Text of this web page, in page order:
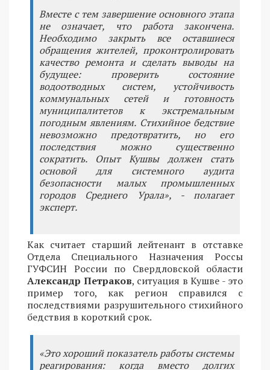
Вместе с тем завершение основного этапа
не означает, что работа закончена.
Необходимо закрыть все оставшиеся
обращения жителей, проконтролировать
качество ремонта и сделать выводы на
будущее: проверить состояние
водоотводных систем, устойчивость
коммунальных сетей и готовность
муниципалитетов к экстремальным
погодным явлениям. Стихийное бедствие
невозможно предотвратить, но его
последствия можно существенно
сократить. Опыт Кушвы должен стать
основой для системного аудита
безопасности малых промышленных
городов Среднего Урала», - полагает
эксперт.
Как считает старший лейтенант в отставке
Отдела Специального Назначения Россы
ГУФСИН России по Свердловской области
Александр Петраков, ситуация в Кушве - это
пример того, как регион справился с
последствиями разрушительного стихийного
бедствия в короткий срок.
«Это хороший показатель работы системы
реагирования: когда вместо долгих